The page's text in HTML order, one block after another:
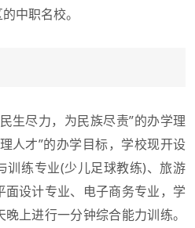
中职名校。
尽力，为民族尽责”的办学理
人才”的办学目标，学校现开设
训练专业(少儿足球教练)、旅游
设计专业、电子商务专业，学
上进行一分钟综合能力训练。